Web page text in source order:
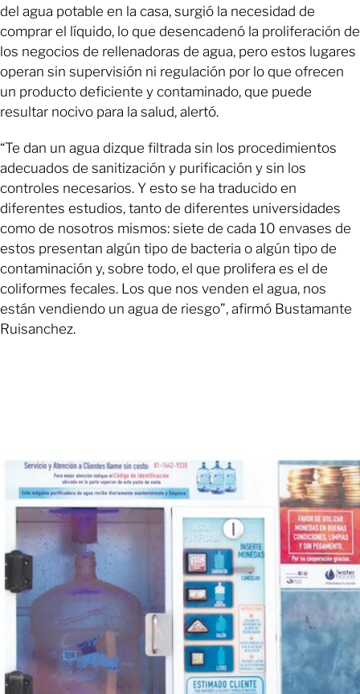
del agua potable en la casa, surgió la necesidad de
comprar el líquido, lo que desencadenó la proliferación de
los negocios de rellenadoras de agua, pero estos lugares
operan sin supervisión ni regulación por lo que ofrecen
un producto deficiente y contaminado, que puede
resultar nocivo para la salud, alertó.
“Te dan un agua dizque filtrada sin los procedimientos
adecuados de sanitización y purificación y sin los
controles necesarios. Y esto se ha traducido en
diferentes estudios, tanto de diferentes universidades
como de nosotros mismos: siete de cada 10 envases de
estos presentan algún tipo de bacteria o algún tipo de
contaminación y, sobre todo, el que prolifera es el de
coliformes fecales. Los que nos venden el agua, nos
están vendiendo un agua de riesgo”, afirmó Bustamante
Ruisanchez.